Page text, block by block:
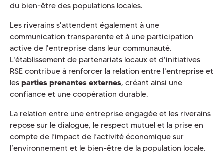
du bien-être des populations locales.
Les riverains s'attendent également à une
communication transparente et à une participation
active de l'entreprise dans leur communauté.
L'établissement de partenariats locaux et d'initiatives
RSE contribue à renforcer la relation entre l'entreprise et
les parties prenantes externes, créant ainsi une
confiance et une coopération durable.
La relation entre une entreprise engagée et les riverains
repose sur le dialogue, le respect mutuel et la prise en
compte de l’impact de l’activité économique sur
l’environnement et le bien-être de la population locale.